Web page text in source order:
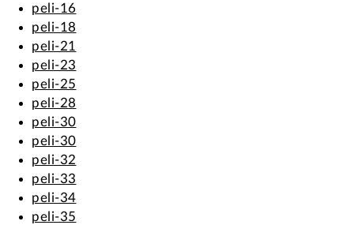
peli-16
peli-18
peli-21
peli-23
peli-25
peli-28
peli-30
peli-30
peli-32
peli-33
peli-34
peli-35